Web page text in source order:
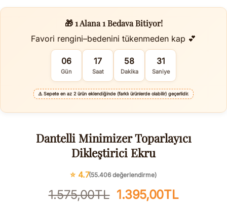
🎁 1 Alana 1 Bedava Bitiyor!
Favori rengini–bedenini tükenmeden kap 💕
06
Gün
17
Saat
58
Dakika
30
Saniye
⚠️ Sepete en az 2 ürün eklendiğinde (farklı ürünlerde olabilir) geçerlidir.
Dantelli Minimizer Toparlayıcı
Dikleştirici Ekru
⭐ 4.7(55.406 değerlendirme)
1.575,00TL Orijinal
1.395,00TLŞu